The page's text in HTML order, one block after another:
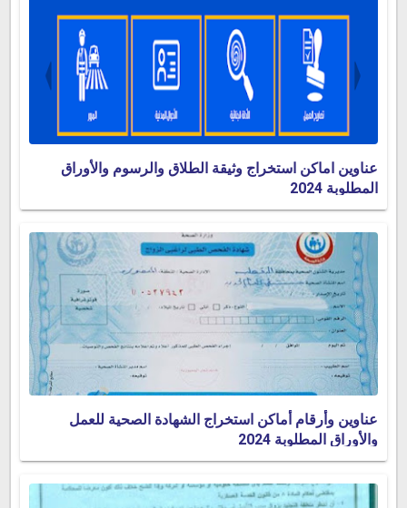
عناوين اماكن استخراج وثيقة الطلاق والرسوم والأوراق
المطلوبة 2024
عناوين وأرقام أماكن استخراج الشهادة الصحية للعمل
والأوراق المطلوبة 2024